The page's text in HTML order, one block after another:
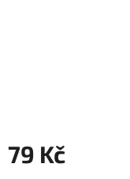
79 Kč